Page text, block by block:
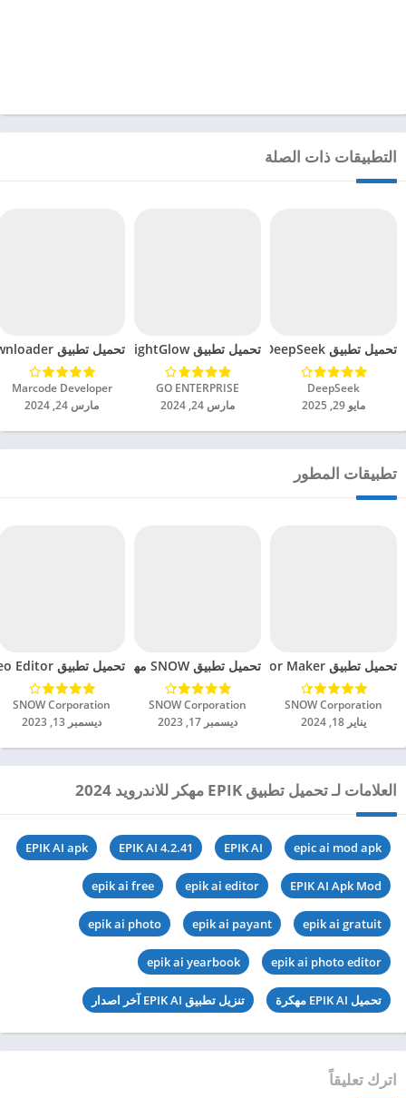
التطبيقات ذات الصلة
تحميل تطبيق DeepSeek مهكر للاندرويد 2025
DeepSeek‏
مايو 29, 2025
تحميل تطبيق BrightGlow مهكر للاندرويد 2024
GO ENTERPRISE‏
مارس 24, 2024
تحميل تطبيق mp4 video downloader مهكر للاندرويد 2024
Marcode Developer‏
مارس 24, 2024
تطبيقات المطور
تحميل تطبيق VITA – Video Editor Maker مهكر للاندرويد 2024
SNOW Corporation‏
يناير 18, 2024
تحميل تطبيق SNOW مهكر للاندرويد 2024
SNOW Corporation‏
ديسمبر 17, 2023
تحميل تطبيق B612 AI Photo Video Editor مهكر للاندرويد 2024
SNOW Corporation‏
ديسمبر 13, 2023
العلامات لـ تحميل تطبيق EPIK مهكر للاندرويد 2024
epic ai mod apk
EPIK AI
EPIK AI 4.2.41
EPIK AI apk
EPIK AI Apk Mod
epik ai editor
epik ai free
epik ai gratuit
epik ai payant
epik ai photo
epik ai photo editor
epik ai yearbook
تحميل EPIK AI مهكرة تنزيل تطبيق EPIK AI آخر اصدار
اترك تعليقاً